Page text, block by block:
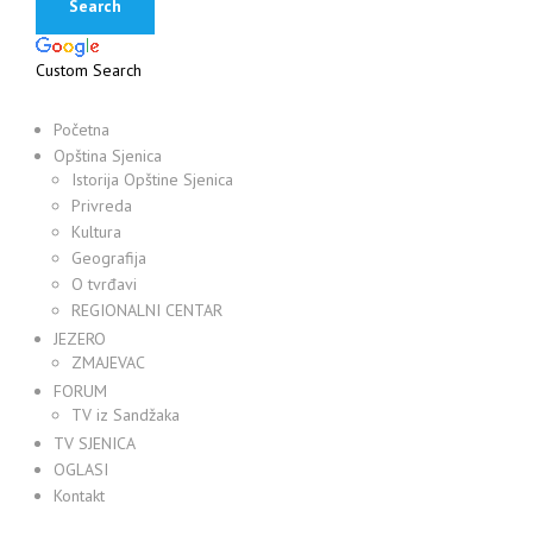
Custom Search
Početna
Opština Sjenica
Istorija Opštine Sjenica
Privreda
Kultura
Geografija
O tvrđavi
REGIONALNI CENTAR
JEZERO
ZMAJEVAC
FORUM
TV iz Sandžaka
TV SJENICA
OGLASI
Kontakt